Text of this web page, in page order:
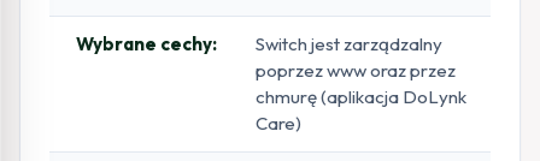
Wybrane cechy:
Switch jest zarządzalny
poprzez www oraz przez
chmurę (aplikacja DoLynk
Care)